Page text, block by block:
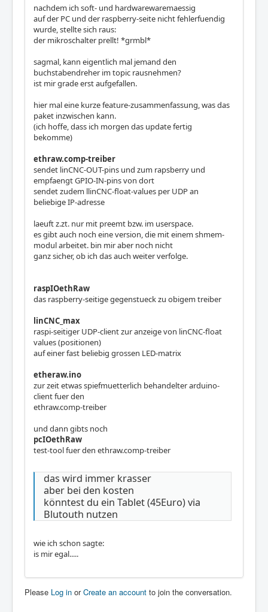
nachdem ich soft- und hardwarewaremaessig
auf der PC und der raspberry-seite nicht fehlerfuendig
wurde, stellte sich raus:
der mikroschalter prellt! *grmbl*
sagmal, kann eigentlich mal jemand den
buchstabendreher im topic rausnehmen?
ist mir grade erst aufgefallen.
hier mal eine kurze feature-zusammenfassung, was das
paket inzwischen kann.
(ich hoffe, dass ich morgen das update fertig
bekomme)
ethraw.comp-treiber
sendet linCNC-OUT-pins und zum rapsberry und
empfaengt GPIO-IN-pins von dort
sendet zudem llinCNC-float-values per UDP an
beliebige IP-adresse
laeuft z.zt. nur mit preemt bzw. im userspace.
es gibt auch noch eine version, die mit einem shmem-
modul arbeitet. bin mir aber noch nicht
ganz sicher, ob ich das auch weiter verfolge.
raspIOethRaw
das raspberry-seitige gegenstueck zu obigem treiber
linCNC_max
raspi-seitiger UDP-client zur anzeige von linCNC-float
values (positionen)
auf einer fast beliebig grossen LED-matrix
etheraw.ino
zur zeit etwas spiefmuetterlich behandelter arduino-
client fuer den
ethraw.comp-treiber
und dann gibts noch
pcIOethRaw
test-tool fuer den ethraw.comp-treiber
das wird immer krasser
aber bei den kosten
könntest du ein Tablet (45Euro) via
Blutouth nutzen
wie ich schon sagte:
is mir egal.....
Please Log in orCreate an account to join the conversation.